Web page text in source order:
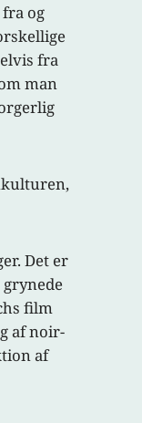
og
fra
man
Det er
film
af noir-
af